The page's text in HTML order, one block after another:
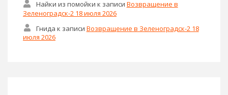
Найки из помойки к записи Возвращение в
Зеленоградск-2 18 июля 2026
Гнида к записи Возвращение в Зеленоградск-2 18
июля 2026